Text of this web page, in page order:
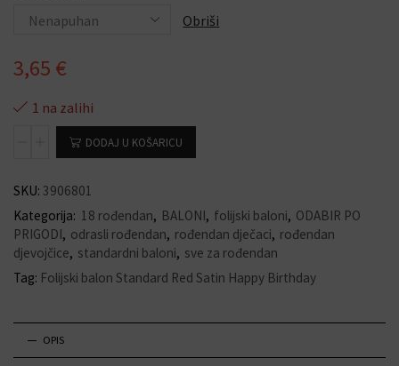
Obriši
3,65 €
1 na zalihi
DODAJ U KOŠARICU
SKU: 3906801
Kategorija: 18 rođendan, BALONI, folijski baloni, ODABIR PO
PRIGODI, odrasli rođendan, rođendan dječaci, rođendan
djevojčice, standardni baloni, sve za rođendan
Tag: Folijski balon Standard Red Satin Happy Birthday
OPIS